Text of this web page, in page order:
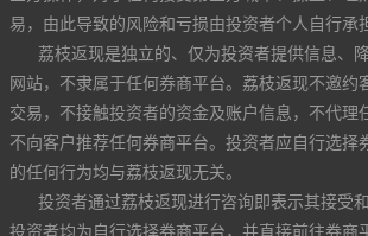
易，由此导致的风险和亏损由投资者个人自行承
荔枝返现是独立的、仅为投资者提供信息、
网站，不隶属于任何券商平台。荔枝返现不邀约
交易，不接触投资者的资金及账户信息，不代理
不向客户推荐任何券商平台。投资者应自行选择
的任何行为均与荔枝返现无关。
投资者通过荔枝返现进行咨询即表示其接受
投资者均为自行选择券商平台，并直接前往券商